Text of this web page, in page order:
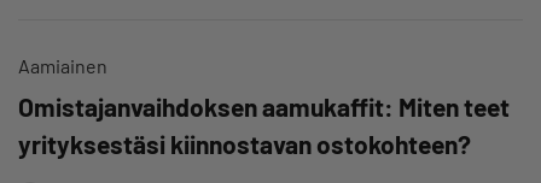
Aamiainen
Omistajanvaihdoksen aamukaffit: Miten teet
yrityksestäsi kiinnostavan ostokohteen?